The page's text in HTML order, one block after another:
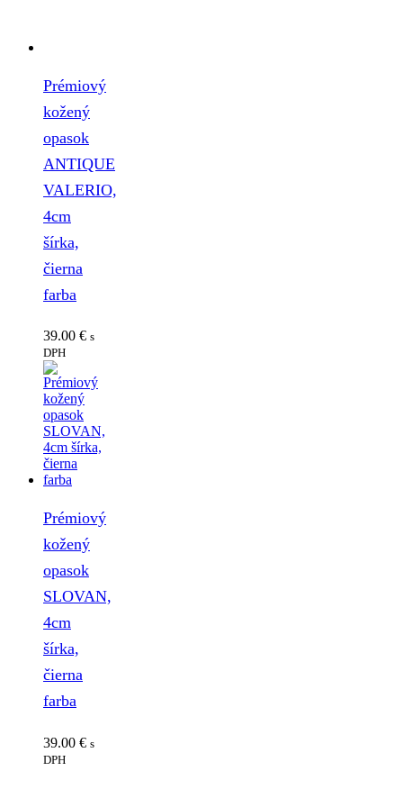
Prémiový
kožený
opasok
ANTIQUE
VALERIO,
4cm
šírka,
čierna
farba
39.00 € s
DPH
Prémiový
kožený
opasok
SLOVAN,
4cm
šírka,
čierna
farba
39.00 € s
DPH